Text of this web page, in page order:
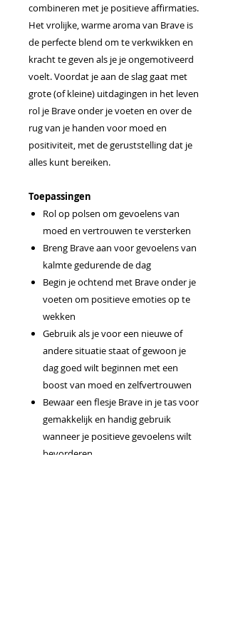
combineren met je positieve affirmaties.
Het vrolijke, warme aroma van Brave is
de perfecte blend om te verkwikken en
kracht te geven als je je ongemotiveerd
voelt. Voordat je aan de slag gaat met
grote (of kleine) uitdagingen in het leven
rol je Brave onder je voeten en over de
rug van je handen voor moed en
positiviteit, met de geruststelling dat je
alles kunt bereiken.
Toepassingen
Rol op polsen om gevoelens van
moed en vertrouwen te versterken
Breng Brave aan voor gevoelens van
kalmte gedurende de dag
Begin je ochtend met Brave onder je
voeten om positieve emoties op te
wekken
Gebruik als je voor een nieuwe of
andere situatie staat of gewoon je
dag goed wilt beginnen met een
boost van moed en zelfvertrouwen
Bewaar een flesje Brave in je tas voor
gemakkelijk en handig gebruik
wanneer je positieve gevoelens wilt
bevorderen